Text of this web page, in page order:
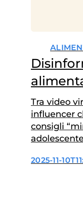
la
nasce
Tra video
influencer
consigli
più
2025-11-